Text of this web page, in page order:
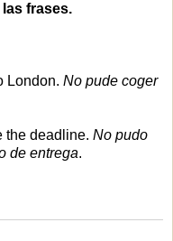
frases.
London.No pude coger
the deadline.No pudo
de entrega.